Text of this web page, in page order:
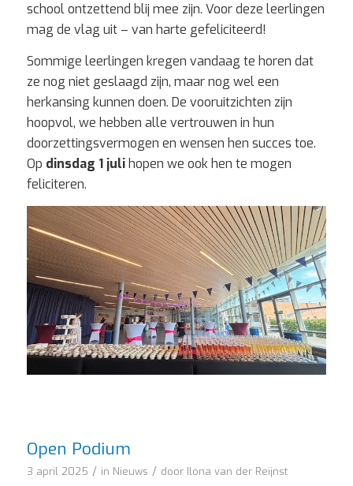
school ontzettend blij mee zijn. Voor deze leerlingen
mag de vlag uit – van harte gefeliciteerd!
Sommige leerlingen kregen vandaag te horen dat
ze nog niet geslaagd zijn, maar nog wel een
herkansing kunnen doen. De vooruitzichten zijn
hoopvol, we hebben alle vertrouwen in hun
doorzettingsvermogen en wensen hen succes toe.
Op dinsdag 1 julihopen we ook hen te mogen
feliciteren.
Open Podium
3 april 2025 / in Nieuws / door Ilona van der Reijnst